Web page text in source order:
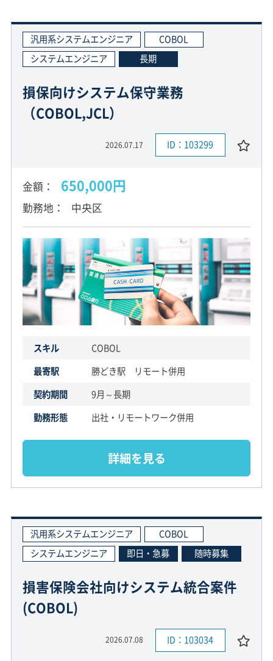
汎用系システムエンジニア
COBOL
システムエンジニア
長期
損保向けシステム保守業務
（COBOL,JCL）
2026.07.17 ID：103299
金額 650,000円
勤務地 中央区
スキル
COBOL
最寄駅
勝どき駅 リモート併用
契約期間
9月～長期
勤務形態
出社・リモートワーク併用
詳細を見る
汎用系システムエンジニア
COBOL
システムエンジニア
即日・急募 随時募集
損害保険会社向けシステム統合案件
(COBOL)
2026.07.08 ID：103034